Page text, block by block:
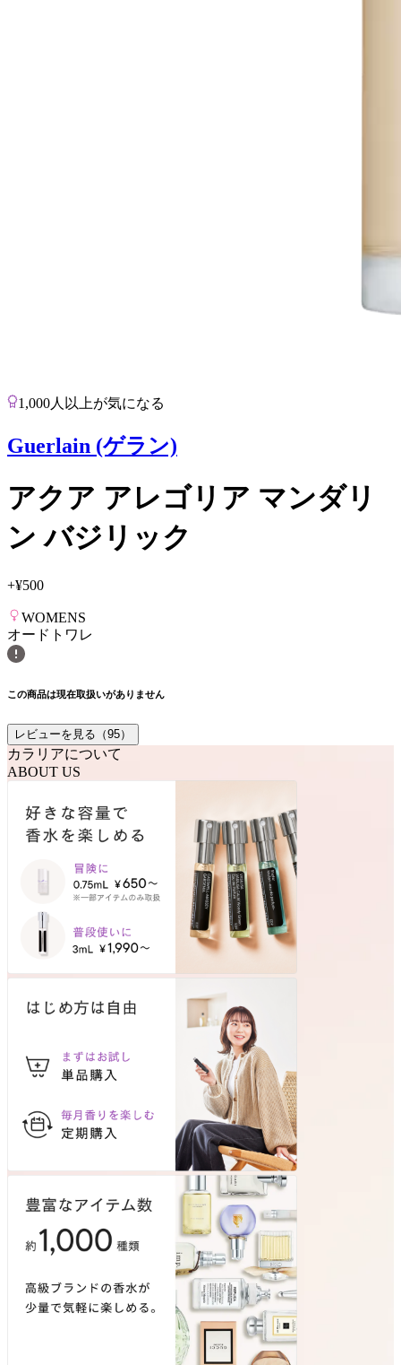
1,000人以上が気になる
Guerlain (ゲラン)
アクア アレゴリア マンダリ
ン バジリック
+¥500
WOMENS
オードトワレ
この商品は現在取扱いがありません
レビューを見る（95）
カラリアについて
ABOUT US